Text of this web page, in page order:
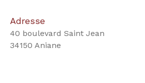
Adresse
40 boulevard Saint Jean
34150 Aniane